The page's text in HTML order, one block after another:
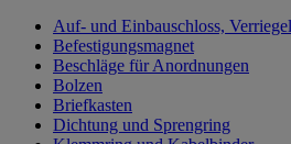
Auf- und Einbauschloss,
Befestigungsmagnet
Beschläge für Anordnungen
Bolzen
Briefkasten
Dichtung und Sprengring